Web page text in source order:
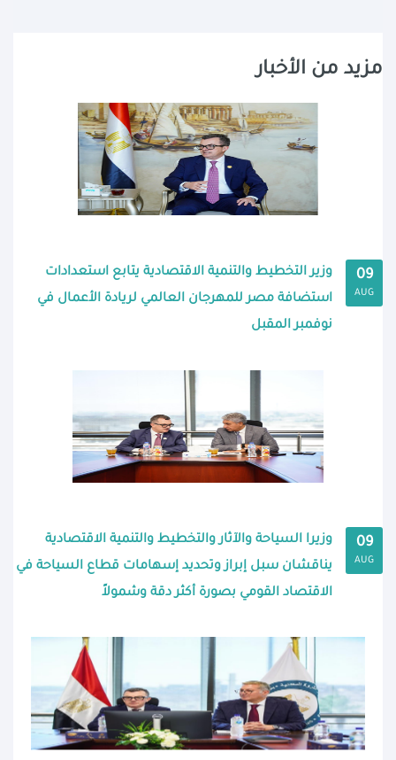
مزيد من الأخبار
09
AUG
وزير التخطيط والتنمية الاقتصادية يتابع استعدادات
استضافة مصر للمهرجان العالمي لريادة الأعمال في
نوفمبر المقبل
09
AUG
وزيرا السياحة والآثار والتخطيط والتنمية الاقتصادية
يناقشان سبل إبراز وتحديد إسهامات قطاع السياحة في
الاقتصاد القومي بصورة أكثر دقة وشمولاً